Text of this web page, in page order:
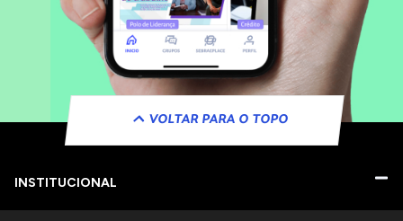
VOLTAR PARA O TOPO
INSTITUCIONAL